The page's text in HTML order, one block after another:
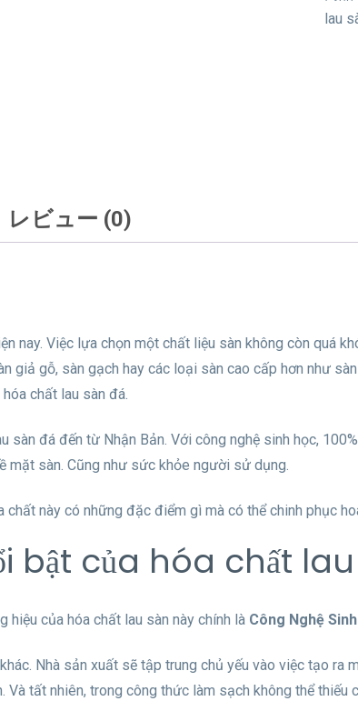
個
lau
レビュー (0)
nay. Việc lựa chọn một chất liệu sàn không còn quá
giả gỗ, sàn gạch hay các loại sàn cao cấp hơn như
chất lau sàn đá.
sàn đá đến từ Nhận Bản. Với công nghệ sinh học,
mặt sàn. Cũng như sức khỏe người sử dụng.
chất này có những đặc điểm gì mà có thể chinh phục
bật của hóa chất
của hóa chất lau sàn này chính là Công Nghệ
Nhà sản xuất sẽ tập trung chủ yếu vào việc tạo
tất nhiên, trong công thức làm sạch không thể